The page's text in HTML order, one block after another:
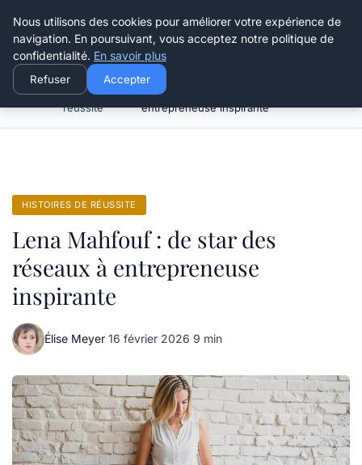
Henry Panky
Histoires de
réussite
Lena Mahfouf : de star des réseaux à
entrepreneuse inspirante
HISTOIRES DE RÉUSSITE
Lena Mahfouf : de star des
réseaux à entrepreneuse
inspirante
Élise Meyer·16 février 2026·9 min
Nous utilisons des cookies pour améliorer votre expérience de
navigation. En poursuivant, vous acceptez notre politique de
confidentialité. En savoir plus
Refuser Accepter